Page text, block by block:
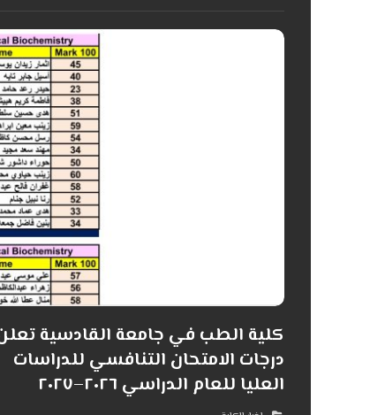
كلية الطب في جامعة القادسية
درجات الامتحان التنافسي للدراسات
العليا للعام الدراسي ٢٠٢٦–٢٠٢٧